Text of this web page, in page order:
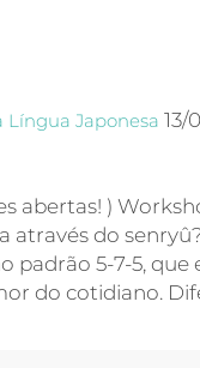
Língua Japonesa 13/
abertas! )
através do
padrão 5-7-5, que
do cotidiano.